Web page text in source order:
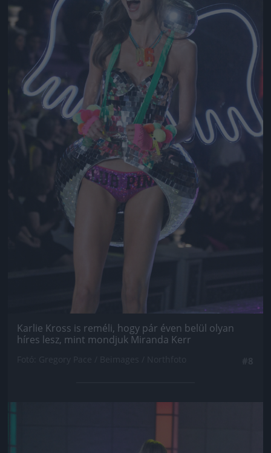
Karlie Kross is reméli, hogy pár éven belül olyan
híres lesz, mint mondjuk Miranda Kerr
Jön még kép!